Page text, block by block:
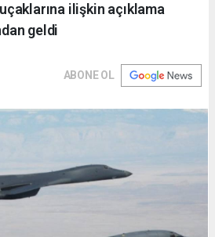
ilişkin açıklama
geldi
ABONE OL